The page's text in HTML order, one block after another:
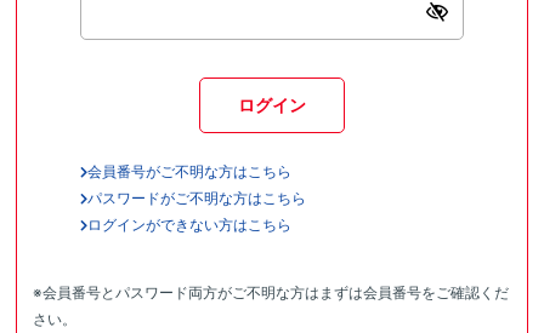
ログイン
会員番号がご不明な方はこちら
パスワードがご不明な方はこちら
ログインができない方はこちら
※会員番号とパスワード両方がご不明な方はまずは会員番号をご確認くだ
さい。